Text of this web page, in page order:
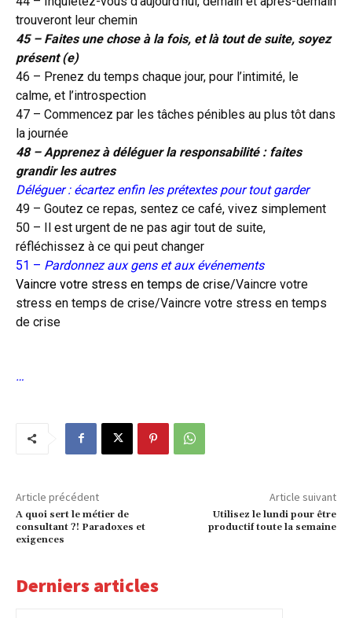
trouveront leur chemin
45 – Faites une chose à la fois, et là tout de suite, soyez
présent (e)
46 – Prenez du temps chaque jour, pour l’intimité, le
calme, et l’introspection
47 – Commencez par les tâches pénibles au plus tôt dans
la journée
48 – Apprenez à déléguer la responsabilité : faites
grandir les autres
Déléguer : écartez enfin les prétextes pour tout garder
49 – Goutez ce repas, sentez ce café, vivez simplement
50 – Il est urgent de ne pas agir tout de suite,
réfléchissez à ce qui peut changer
51 – Pardonnez aux gens et aux événements
Vaincre votre stress en temps de crise/Vaincre votre
stress en temps de crise/Vaincre votre stress en temps
de crise
…
Article précédent
A quoi sert le métier de
consultant ?! Paradoxes et
exigences
Article suivant
Utilisez le lundi pour être
productif toute la semaine
Derniers articles